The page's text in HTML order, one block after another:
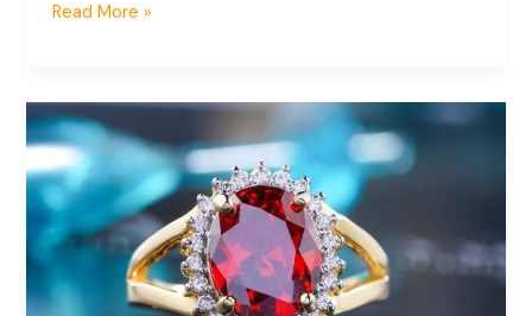
Read More »
Ekte
vs
Imitasjon:
Hvordan
Skille
Mellom
Ekte